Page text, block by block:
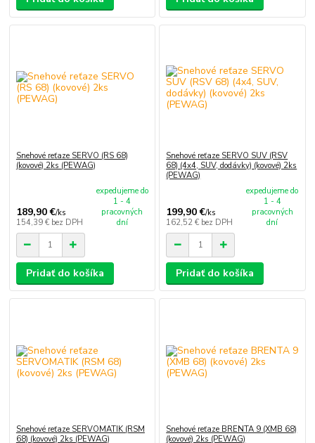
Snehové reťaze SERVO (RS 68)
(kovové) 2ks (PEWAG)
189,90 €/ks
154,39 € bez DPH
expedujeme do
1 - 4
pracovných
dní
Pridať do košíka
Snehové reťaze SERVO SUV (RSV
68) (4x4, SUV, dodávky) (kovové) 2ks
(PEWAG)
199,90 €/ks
162,52 € bez DPH
expedujeme do
1 - 4
pracovných
dní
Pridať do košíka
Snehové reťaze SERVOMATIK (RSM
68) (kovové) 2ks (PEWAG)
Snehové reťaze BRENTA 9 (XMB 68)
(kovové) 2ks (PEWAG)